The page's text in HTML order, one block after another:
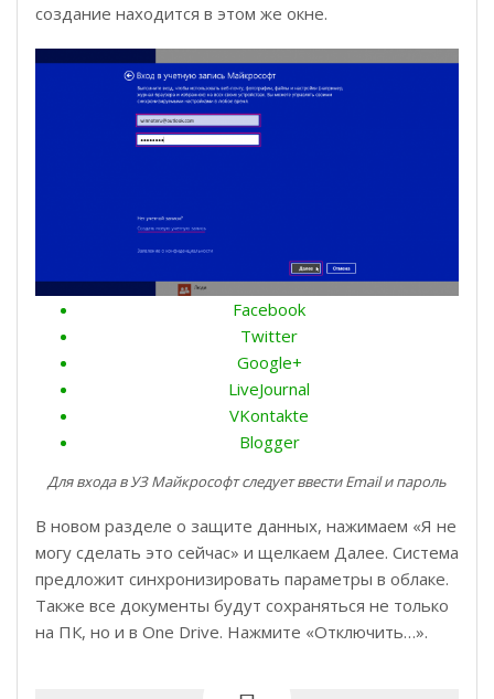
создание находится в этом же окне.
Facebook
Twitter
Google+
LiveJournal
VKontakte
Blogger
Для входа в УЗ Майкрософт следует ввести Email и пароль
В новом разделе о защите данных, нажимаем «Я не
могу сделать это сейчас» и щелкаем Далее. Система
предложит синхронизировать параметры в облаке.
Также все документы будут сохраняться не только
на ПК, но и в One Drive. Нажмите «Отключить…».